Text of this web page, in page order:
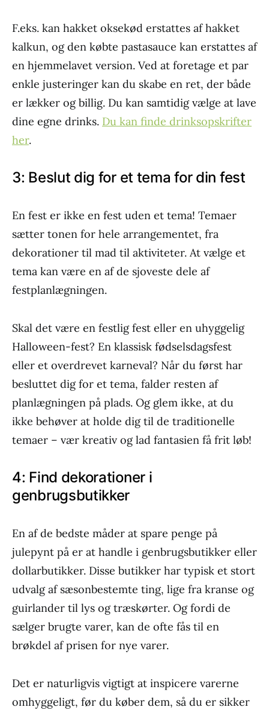
F.eks. kan hakket oksekød erstattes af hakket
kalkun, og den købte pastasauce kan erstattes af
en hjemmelavet version. Ved at foretage et par
enkle justeringer kan du skabe en ret, der både
er lækker og billig. Du kan samtidig vælge at lave
dine egne drinks. Du kan finde drinksopskrifter
her.
3: Beslut dig for et tema for din fest
En fest er ikke en fest uden et tema! Temaer
sætter tonen for hele arrangementet, fra
dekorationer til mad til aktiviteter. At vælge et
tema kan være en af de sjoveste dele af
festplanlægningen.
Skal det være en festlig fest eller en uhyggelig
Halloween-fest? En klassisk fødselsdagsfest
eller et overdrevet karneval? Når du først har
besluttet dig for et tema, falder resten af
planlægningen på plads. Og glem ikke, at du
ikke behøver at holde dig til de traditionelle
temaer – vær kreativ og lad fantasien få frit løb!
4: Find dekorationer i
genbrugsbutikker
En af de bedste måder at spare penge på
julepynt på er at handle i genbrugsbutikker eller
dollarbutikker. Disse butikker har typisk et stort
udvalg af sæsonbestemte ting, lige fra kranse og
guirlander til lys og træskørter. Og fordi de
sælger brugte varer, kan de ofte fås til en
brøkdel af prisen for nye varer.
Det er naturligvis vigtigt at inspicere varerne
omhyggeligt, før du køber dem, så du er sikker